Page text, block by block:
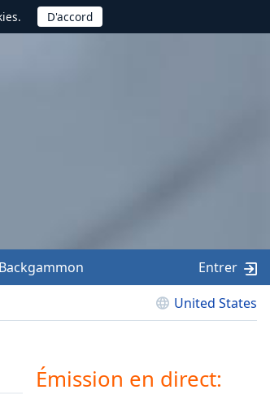
United States
Backgammon Entrer
Émission en direct: